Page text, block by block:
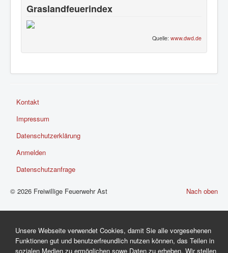
Graslandfeuerindex
Quelle: www.dwd.de
Kontakt
Impressum
Datenschutzerklärung
Anmelden
Datenschutzanfrage
Nach oben
© 2026 Freiwillige Feuerwehr Ast
Unsere Webseite verwendet Cookies, damit Sie alle vorgesehenen
Funktionen gut und benutzerfreundlich nutzen können, das Teilen in
sozialen Medien zu ermöglichen sowe Daten zu erheben. Wir stellen